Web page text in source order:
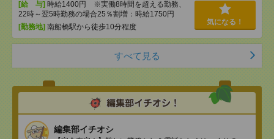
[給 与] 時給1400円 ※実働8時間を超える勤務、
22時～翌5時勤務の場合25％割増：時給1750円
[勤務地] 南船橋駅から徒歩10分程度
気になる！
すべて見る
編集部イチオシ